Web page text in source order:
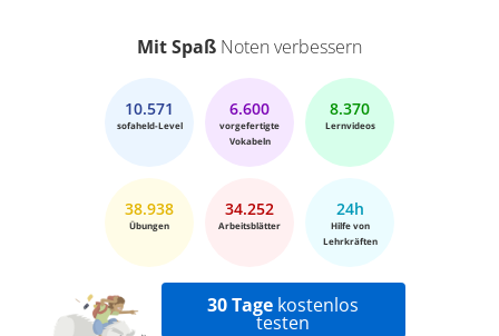
Mit Spaß Noten verbessern
10.571
sofaheld-Level
6.600
vorgefertigte
Vokabeln
8.370
Lernvideos
38.938
Übungen
34.252
Arbeitsblätter
24h
Hilfe von
Lehrkräften
30 Tage kostenlos
testen